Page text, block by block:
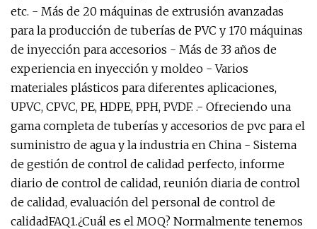
etc. - Más de 20 máquinas de extrusión avanzadas
para la producción de tuberías de PVC y 170 máquinas
de inyección para accesorios - Más de 33 años de
experiencia en inyección y moldeo - Varios
materiales plásticos para diferentes aplicaciones,
UPVC, CPVC, PE, HDPE, PPH, PVDF. .- Ofreciendo una
gama completa de tuberías y accesorios de pvc para el
suministro de agua y la industria en China - Sistema
de gestión de control de calidad perfecto, informe
diario de control de calidad, reunión diaria de control
de calidad, evaluación del personal de control de
calidadFAQ1.¿Cuál es el MOQ? Normalmente tenemos